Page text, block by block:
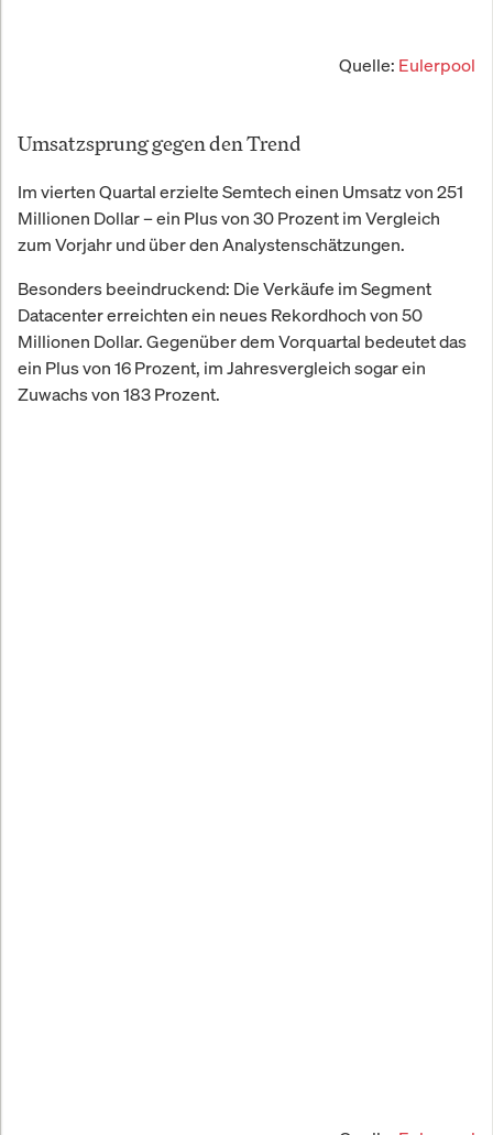
Quelle: Eulerpool
Umsatzsprung gegen den Trend
Im vierten Quartal erzielte Semtech einen Umsatz von 251
Millionen Dollar – ein Plus von 30 Prozent im Vergleich
zum Vorjahr und über den Analystenschätzungen.
Besonders beeindruckend: Die Verkäufe im Segment
Datacenter erreichten ein neues Rekordhoch von 50
Millionen Dollar. Gegenüber dem Vorquartal bedeutet das
ein Plus von 16 Prozent, im Jahresvergleich sogar ein
Zuwachs von 183 Prozent.